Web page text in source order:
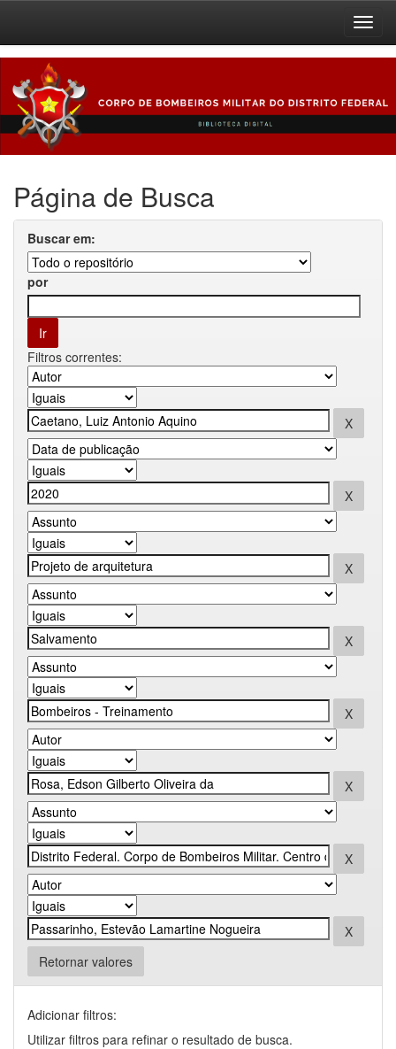
navigation
Página de Busca
Buscar em:
por
Filtros correntes:
Retornar valores
Adicionar filtros:
Utilizar filtros para refinar o resultado de busca.